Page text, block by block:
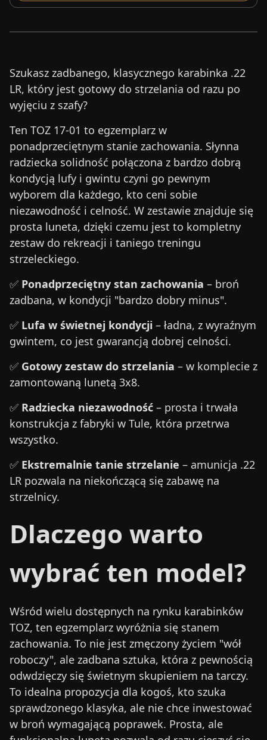
Szukasz zadbanego, klasycznego karabinka .22
LR, który jest gotowy do strzelania od razu po
wyjęciu z szafy?
Ten TOZ 17-01 to egzemplarz w
ponadprzeciętnym stanie zachowania. Słynna
radziecka solidność połączona z bardzo dobrą
kondycją lufy i gwintu czyni go pewnym
wyborem dla każdego, kto ceni sobie
niezawodność i celność. W zestawie znajduje się
prosta luneta, dzięki czemu jest to kompletny
zestaw do rekreacji i taniego treningu
strzeleckiego.
✅ Ponadprzeciętny stan zachowania – broń
zadbana, w kondycji "bardzo dobry minus".
✅ Lufa w świetnej kondycji – ładna, z wyraźnym
gwintem, co jest gwarancją dobrej celności.
✅ Gotowy zestaw do strzelania – w komplecie z
zamontowaną lunetą 3x8.
✅ Radziecka niezawodność – prosta i trwała
konstrukcja z fabryki w Tule, która przetrwa
wszystko.
✅ Ekstremalnie tanie strzelanie – amunicja .22
LR pozwala na niekończącą się zabawę na
strzelnicy.
Dlaczego warto
wybrać ten model?
Wśród wielu dostępnych na rynku karabinków
TOZ, ten egzemplarz wyróżnia się stanem
zachowania. To nie jest zmęczony życiem "wół
roboczy", ale zadbana sztuka, która z pewnością
odwdzięczy się świetnym skupieniem na tarczy.
To idealna propozycja dla kogoś, kto szuka
sprawdzonego klasyka, ale nie chce inwestować
w broń wymagającą poprawek. Prosta, ale